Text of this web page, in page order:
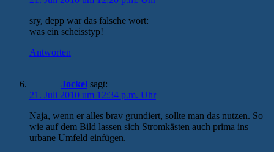
sry, depp war das falsche wort:
was ein scheisstyp!
Antworten
Jockel sagt:
21. Juli 2010 um 12:34 p.m. Uhr
Naja, wenn er alles brav grundiert, sollte man das nutzen. So
wie auf dem Bild lassen sich Stromkästen auch prima ins
urbane Umfeld einfügen.